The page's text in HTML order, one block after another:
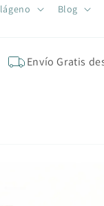
Blog
Envío Gratis